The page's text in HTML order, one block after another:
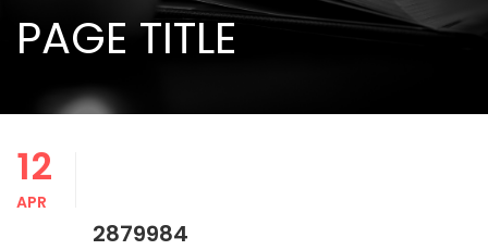
PAGE TITLE
12
APR
2879984